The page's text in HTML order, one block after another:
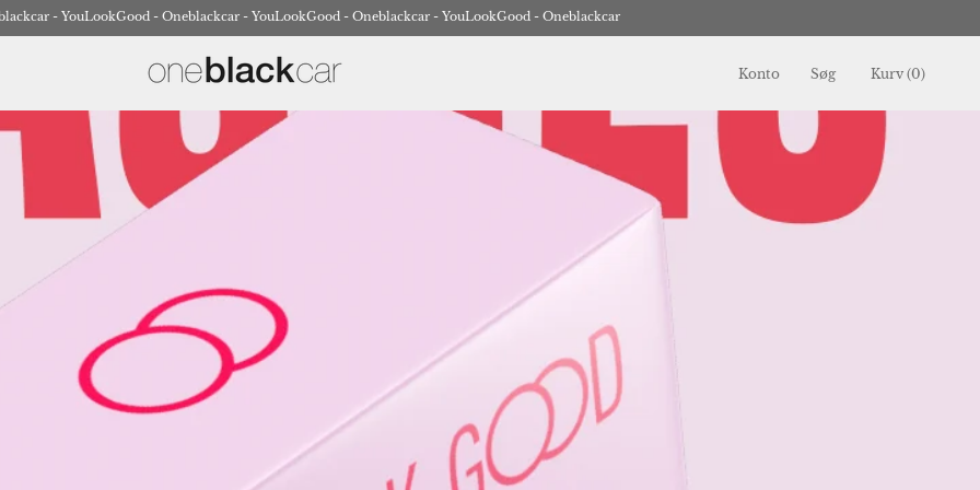
- YouLookGood - Oneblackcar - YouLookGood - Oneblackcar - YouLookGood - Oneblackcar
Konto Søg Kurv (0)